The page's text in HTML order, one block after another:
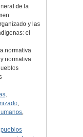
de la
y las
el
normativa
normativa
,
,
,
pueblos